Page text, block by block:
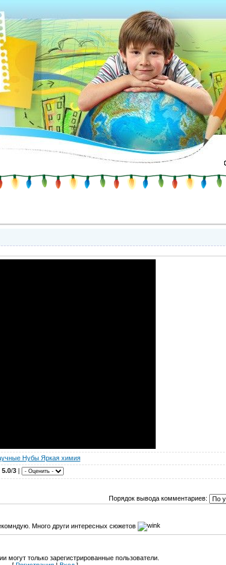
Нубы Яркая химия
5.0/3|
Порядок вывода комментариев:
Много други интересных сюжетов
могут только зарегистрированные пользователи.